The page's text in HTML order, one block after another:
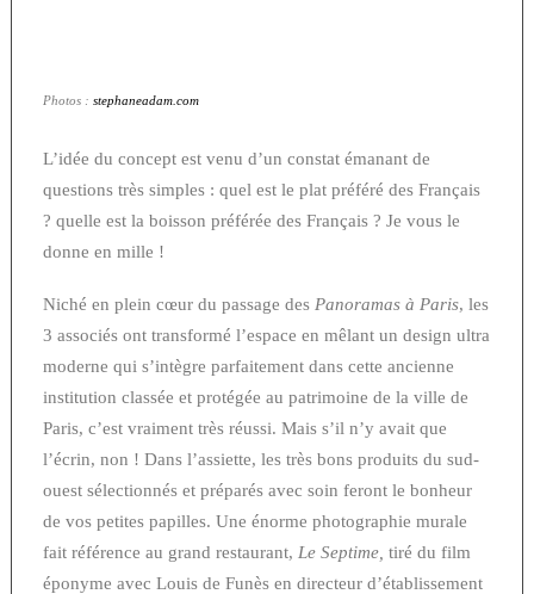
Photos : stephaneadam.com
L’idée du concept est venu d’un constat émanant de
questions très simples : quel est le plat préféré des Français
? quelle est la boisson préférée des Français ? Je vous le
donne en mille !
Niché en plein cœur du passage des Panoramas à Paris, les
3 associés ont transformé l’espace en mêlant un design ultra
moderne qui s’intègre parfaitement dans cette ancienne
institution classée et protégée au patrimoine de la ville de
Paris, c’est vraiment très réussi. Mais s’il n’y avait que
l’écrin, non ! Dans l’assiette, les très bons produits du sud-
ouest sélectionnés et préparés avec soin feront le bonheur
de vos petites papilles. Une énorme photographie murale
fait référence au grand restaurant, Le Septime, tiré du film
éponyme avec Louis de Funès en directeur d’établissement